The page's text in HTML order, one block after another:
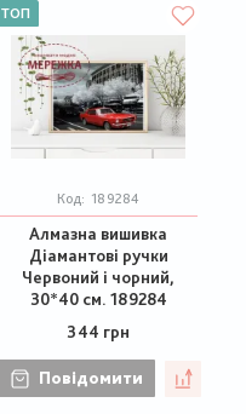
ТОП
Код: 189284
Алмазна вишивка
Діамантові ручки
Червоний і чорний,
30*40 см. 189284
344 грн
Повідомити